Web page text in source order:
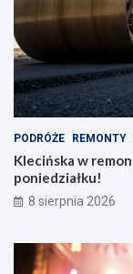
PODRÓŻE REMONTY
Klecińska w
poniedziałku!
8 sierpnia 2026